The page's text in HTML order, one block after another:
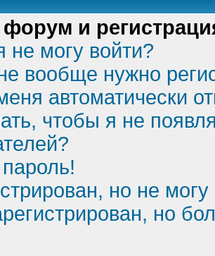
и
не могу войти?
вообще нужно
автоматически
чтобы я не
но не могу
но